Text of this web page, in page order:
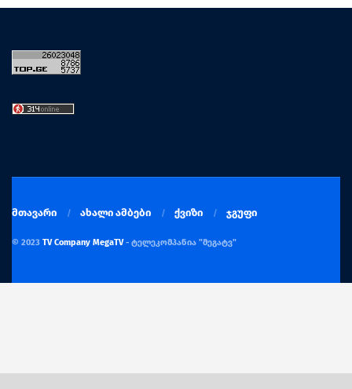
მთავარი ახალი ამბები ქვიზი ჯგუფი
© 2023 TV Company MegaTV- ტელეკომპანია "მეგატვ"